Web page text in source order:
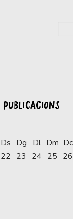
PUBLICACIONS
Ds
22
Dg
23
Dl
24
Dm
25
Dc
26